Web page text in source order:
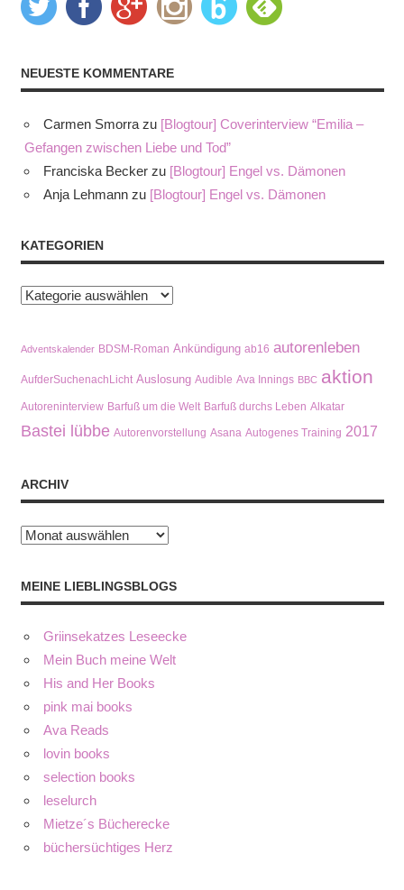
NEUESTE KOMMENTARE
Carmen Smorra zu [Blogtour] Coverinterview “Emilia –
Gefangen zwischen Liebe und Tod”
Franciska Becker zu [Blogtour] Engel vs. Dämonen
Anja Lehmann zu [Blogtour] Engel vs. Dämonen
KATEGORIEN
Kategorien
Adventskalender BDSM-Roman Ankündigung ab16 autorenleben
AufderSuchenachLicht Auslosung Audible Ava Innings BBC aktion
Autoreninterview Barfuß um die Welt Barfuß durchs Leben Alkatar
Bastei lübbe Autorenvorstellung Asana Autogenes Training 2017
ARCHIV
Archiv
MEINE LIEBLINGSBLOGS
Griinsekatzes Leseecke
Mein Buch meine Welt
His and Her Books
pink mai books
Ava Reads
lovin books
selection books
leselurch
Mietze´s Bücherecke
büchersüchtiges Herz